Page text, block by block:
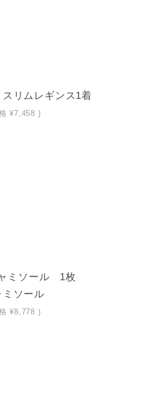
リムレギンス1着
¥7,458 )
ミソール 1枚
ミソール
¥8,778 )